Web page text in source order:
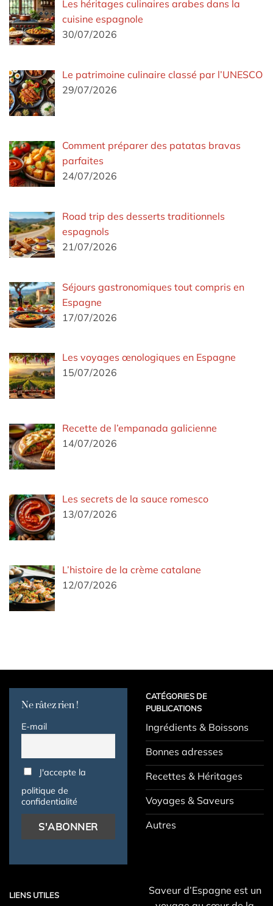
Les héritages culinaires arabes dans la
cuisine espagnole
30/07/2026
Le patrimoine culinaire classé par l’UNESCO
29/07/2026
Comment préparer des patatas bravas
parfaites
24/07/2026
Road trip des desserts traditionnels
espagnols
21/07/2026
Séjours gastronomiques tout compris en
Espagne
17/07/2026
Les voyages œnologiques en Espagne
15/07/2026
Recette de l’empanada galicienne
14/07/2026
Les secrets de la sauce romesco
13/07/2026
L’histoire de la crème catalane
12/07/2026
Ne râtez rien !
E-mail
J'accepte la
politique de
confidentialité
CATÉGORIES DE
PUBLICATIONS
Ingrédients & Boissons
Bonnes adresses
Recettes & Héritages
Voyages & Saveurs
Autres
LIENS UTILES
Saveur d’Espagne est un